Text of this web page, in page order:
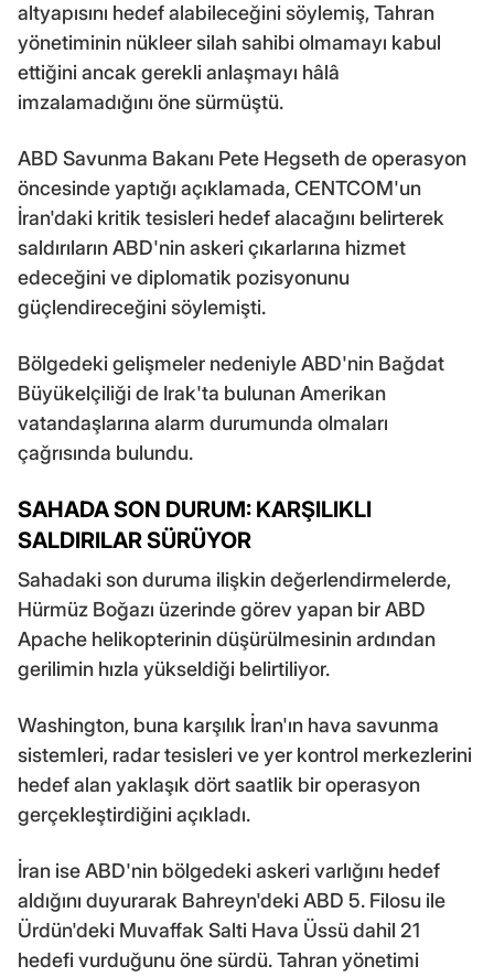
altyapısını hedef alabileceğini söylemiş, Tahran
yönetiminin nükleer silah sahibi olmamayı kabul
ettiğini ancak gerekli anlaşmayı hâlâ
imzalamadığını öne sürmüştü.
ABD Savunma Bakanı Pete Hegseth de operasyon
öncesinde yaptığı açıklamada, CENTCOM'un
İran'daki kritik tesisleri hedef alacağını belirterek
saldırıların ABD'nin askeri çıkarlarına hizmet
edeceğini ve diplomatik pozisyonunu
güçlendireceğini söylemişti.
Bölgedeki gelişmeler nedeniyle ABD'nin Bağdat
Büyükelçiliği de Irak'ta bulunan Amerikan
vatandaşlarına alarm durumunda olmaları
çağrısında bulundu.
SAHADA SON DURUM: KARŞILIKLI
SALDIRILAR SÜRÜYOR
Sahadaki son duruma ilişkin değerlendirmelerde,
Hürmüz Boğazı üzerinde görev yapan bir ABD
Apache helikopterinin düşürülmesinin ardından
gerilimin hızla yükseldiği belirtiliyor.
Washington, buna karşılık İran'ın hava savunma
sistemleri, radar tesisleri ve yer kontrol merkezlerini
hedef alan yaklaşık dört saatlik bir operasyon
gerçekleştirdiğini açıkladı.
İran ise ABD'nin bölgedeki askeri varlığını hedef
aldığını duyurarak Bahreyn'deki ABD 5. Filosu ile
Ürdün'deki Muvaffak Salti Hava Üssü dahil 21
hedefi vurduğunu öne sürdü. Tahran yönetimi